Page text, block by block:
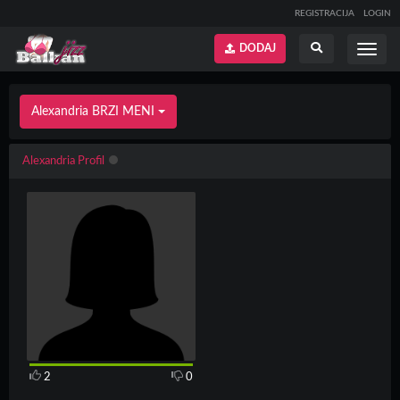
REGISTRACIJA LOGIN
Prikaži
DODAJ
Alexandria BRZI MENI
Alexandria Profil
2 0